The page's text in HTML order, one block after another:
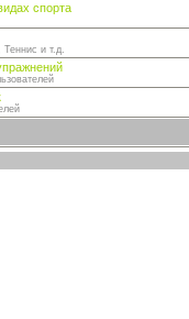
спорта
Теннис и т.д.